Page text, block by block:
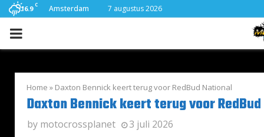
16.9 C Amsterdam 7 augustus 2026
PRIMARY
Home » Daxton Bennick keert terug voor RedBud National
Daxton Bennick keert terug voor
by motocrossplanet 3 juli 2026